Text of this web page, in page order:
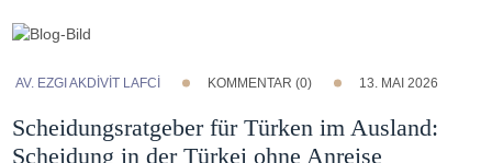
AV. EZGI AKDİVİT LAFCİ KOMMENTAR (0) 13. MAI 2026
Scheidungsratgeber für Türken im Ausland:
Scheidung in der Türkei ohne Anreise